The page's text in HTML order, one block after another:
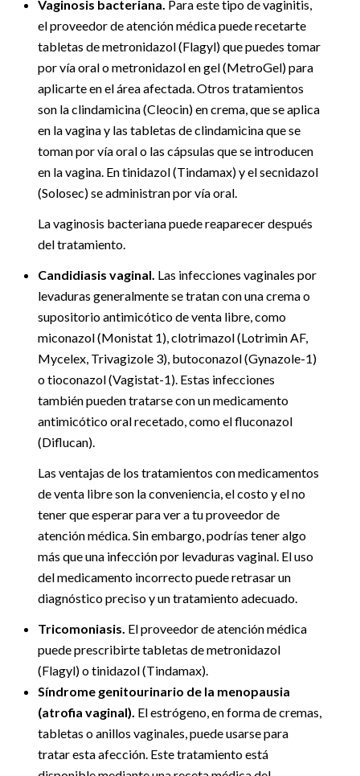
Vaginosis bacteriana. Para este tipo de vaginitis,
el proveedor de atención médica puede recetarte
tabletas de metronidazol (Flagyl) que puedes tomar
por vía oral o metronidazol en gel (MetroGel) para
aplicarte en el área afectada. Otros tratamientos
son la clindamicina (Cleocin) en crema, que se aplica
en la vagina y las tabletas de clindamicina que se
toman por vía oral o las cápsulas que se introducen
en la vagina. En tinidazol (Tindamax) y el secnidazol
(Solosec) se administran por vía oral.
La vaginosis bacteriana puede reaparecer después
del tratamiento.
Candidiasis vaginal. Las infecciones vaginales por
levaduras generalmente se tratan con una crema o
supositorio antimicótico de venta libre, como
miconazol (Monistat 1), clotrimazol (Lotrimin AF,
Mycelex, Trivagizole 3), butoconazol (Gynazole-1)
o tioconazol (Vagistat-1). Estas infecciones
también pueden tratarse con un medicamento
antimicótico oral recetado, como el fluconazol
(Diflucan).
Las ventajas de los tratamientos con medicamentos
de venta libre son la conveniencia, el costo y el no
tener que esperar para ver a tu proveedor de
atención médica. Sin embargo, podrías tener algo
más que una infección por levaduras vaginal. El uso
del medicamento incorrecto puede retrasar un
diagnóstico preciso y un tratamiento adecuado.
Tricomoniasis. El proveedor de atención médica
puede prescribirte tabletas de metronidazol
(Flagyl) o tinidazol (Tindamax).
Síndrome genitourinario de la menopausia
(atrofia vaginal). El estrógeno, en forma de cremas,
tabletas o anillos vaginales, puede usarse para
tratar esta afección. Este tratamiento está